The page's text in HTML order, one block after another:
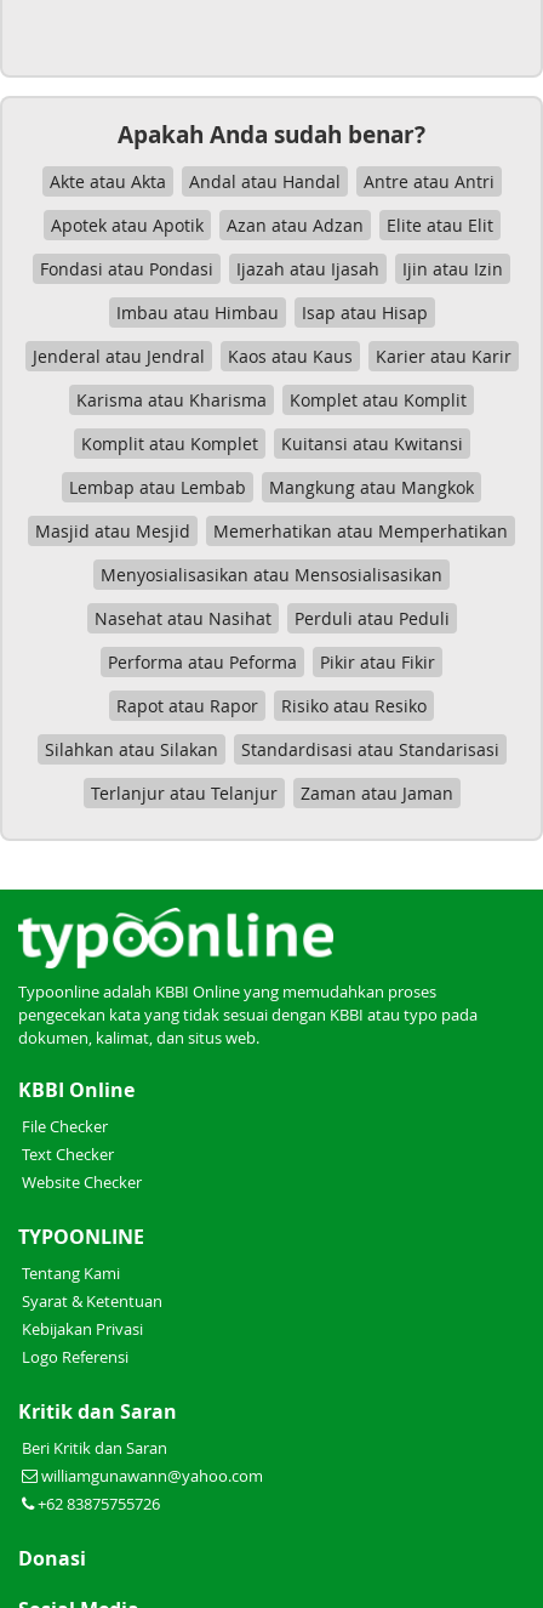
Apakah Anda sudah benar?
Akte atau Akta Andal atau Handal
Antre atau Antri
Apotek atau Apotik
Azan atau Adzan
Elite atau Elit
Fondasi atau Pondasi
Ijazah atau Ijasah
Ijin atau Izin
Imbau atau Himbau
Isap atau Hisap
Jenderal atau Jendral
Kaos atau Kaus
Karier atau Karir
Karisma atau Kharisma
Komplet atau Komplit
Komplit atau Komplet
Kuitansi atau Kwitansi
Lembap atau Lembab
Mangkung atau Mangkok
Masjid atau Mesjid
Memerhatikan atau Memperhatikan
Menyosialisasikan atau Mensosialisasikan
Nasehat atau Nasihat
Perduli atau Peduli
Performa atau Peforma
Pikir atau Fikir
Rapot atau Rapor
Risiko atau Resiko
Silahkan atau Silakan
Standardisasi atau Standarisasi
Terlanjur atau Telanjur
Zaman atau Jaman
Typoonline adalah KBBI Online yang memudahkan proses
pengecekan kata yang tidak sesuai dengan KBBI atau typo pada
dokumen, kalimat, dan situs web.
KBBI Online
File Checker
Text Checker
Website Checker
TYPOONLINE
Tentang Kami
Syarat & Ketentuan
Kebijakan Privasi
Logo Referensi
Kritik dan Saran
Beri Kritik dan Saran
williamgunawann@yahoo.com
+62 83875755726
Donasi